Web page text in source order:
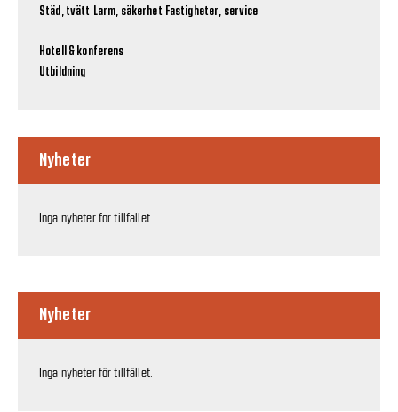
Städ, tvätt Larm, säkerhet Fastigheter, service
Hotell & konferens
Utbildning
Nyheter
Inga nyheter för tillfället.
Nyheter
Inga nyheter för tillfället.